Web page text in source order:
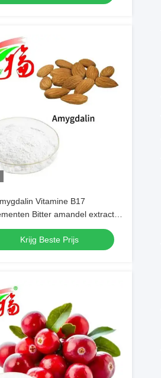
Vitamine B17
Bitter amandel extract
CAS 29883-15-6
Krijg Beste Prijs